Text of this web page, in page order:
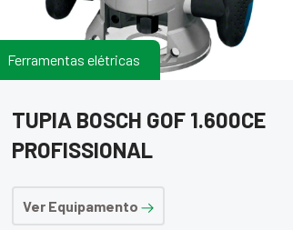
Ferramentas elétricas
TUPIA BOSCH GOF 1.600CE
PROFISSIONAL
Ver Equipamento